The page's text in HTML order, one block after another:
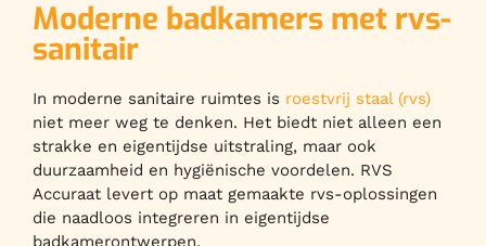
Moderne badkamers met rvs-
sanitair
In moderne sanitaire ruimtes is roestvrij staal (rvs)
niet meer weg te denken. Het biedt niet alleen een
strakke en eigentijdse uitstraling, maar ook
duurzaamheid en hygiënische voordelen. RVS
Accuraat levert op maat gemaakte rvs-oplossingen
die naadloos integreren in eigentijdse
badkamerontwerpen.